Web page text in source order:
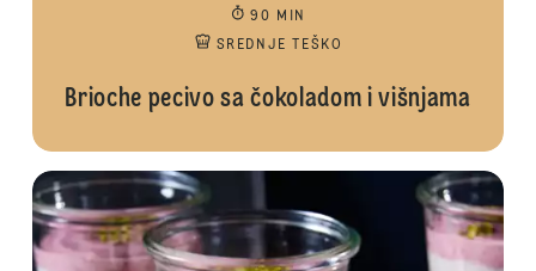
90 MIN
SREDNJE TEŠKO
Brioche pecivo sa čokoladom i višnjama